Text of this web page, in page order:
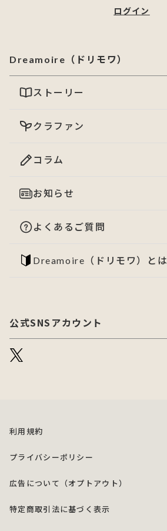
ログイン
Dreamoire（ドリモワ）
ストーリー
クラファン
コラム
お知らせ
よくあるご質問
Dreamoire（ドリモワ）とは
公式SNSアカウント
利用規約
プライバシーポリシー
広告について（オプトアウト）
特定商取引法に基づく表示